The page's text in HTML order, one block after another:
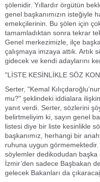
şölenidir. Yıllardır örgütün
genel başkanımızın isteğiyle
emekçilerinin. Bu şölen için çok
tamamladıktan sonra tekrar
Genel merkezimizle, ilçe
çalışmaya imzaya attık. Artık
gidecek ve kendi adaylarını
"LİSTE KESİNLİKLE SÖZ
Serter, "Kemal
mu?" şeklindeki iddialara
yanıt verdi. Serter, sözlerini
belirtmeliyim ki, sayın genel
listesi diye bir liste kesinlikle
başkanımız, herhangi bir
ruhuna uygun
söylemler dedikodudan başka
İzmir’den sadece Başbakan
gelecek Bakanları da